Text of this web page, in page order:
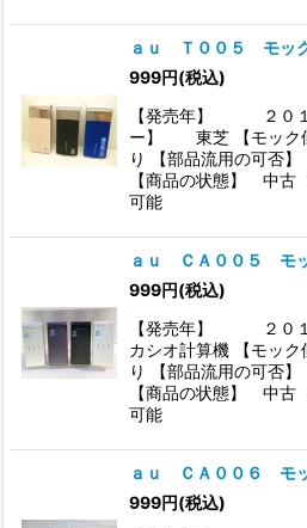
ａｕ Ｔ００５ モッ
999円(税込)
【発売年】 ２０１
ー】 東芝 【モック
り 【部品流用の可
【商品の状態】 中古
可能
ａｕ ＣＡ００５ モ
999円(税込)
【発売年】 ２０
カシオ計算機 【モッ
り 【部品流用の可
【商品の状態】 中古
可能
ａｕ ＣＡ００６ モ
999円(税込)